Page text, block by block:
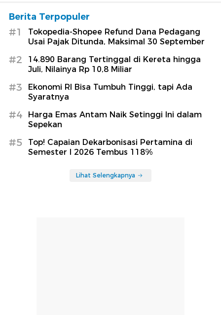
Berita Terpopuler
#1
Tokopedia-Shopee Refund Dana Pedagang
Usai Pajak Ditunda, Maksimal 30 September
#2
14.890 Barang Tertinggal di Kereta hingga
Juli, Nilainya Rp 10,8 Miliar
#3
Ekonomi RI Bisa Tumbuh Tinggi, tapi Ada
Syaratnya
#4
Harga Emas Antam Naik Setinggi Ini dalam
Sepekan
#5
Top! Capaian Dekarbonisasi Pertamina di
Semester I 2026 Tembus 118%
Lihat Selengkapnya